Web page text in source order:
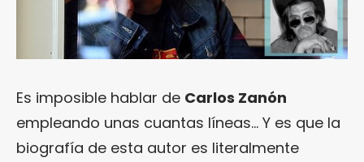
Es imposible hablar de Carlos Zanón
empleando unas cuantas líneas… Y es que la
biografía de esta autor es literalmente